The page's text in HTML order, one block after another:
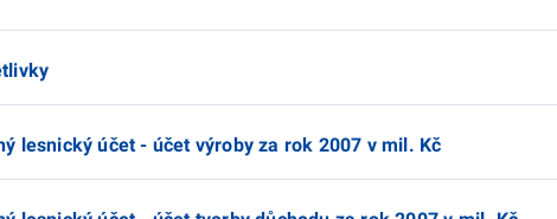
lesnický účet - účet výroby za rok 2007 v mil. Kč